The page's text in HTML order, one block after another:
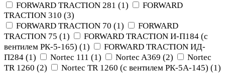
FORWARD TRACTION 281 (1)
FORWARD
TRACTION 310 (3)
FORWARD TRACTION 70 (1)
FORWARD
TRACTION 75 (1)
FORWARD TRACTION И-П184 (с
вентилем РК-5-165) (1)
FORWARD TRACTION ИД-
П284 (1) Nortec 111 (1) Nortec A369 (2)
Nortec
TR 1260 (2) Nortec TR 1260 (с вентилем РК-5А-145) (1)